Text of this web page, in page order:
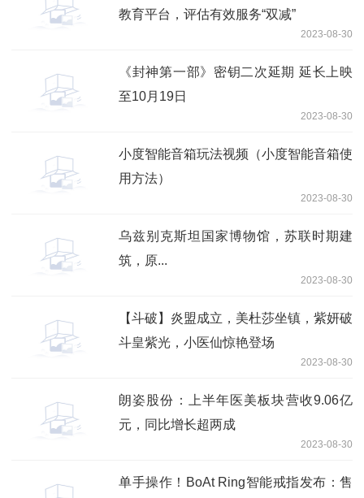
教育平台，评估有效服务“双减”
2023-08-30
《封神第一部》密钥二次延期 延长上映
至10月19日
2023-08-30
小度智能音箱玩法视频（小度智能音箱使
用方法）
2023-08-30
乌兹别克斯坦国家博物馆，苏联时期建
筑，原...
2023-08-30
【斗破】炎盟成立，美杜莎坐镇，紫妍破
斗皇紫光，小医仙惊艳登场
2023-08-30
朗姿股份：上半年医美板块营收9.06亿
元，同比增长超两成
2023-08-30
单手操作！BoAt Ring智能戒指发布：售